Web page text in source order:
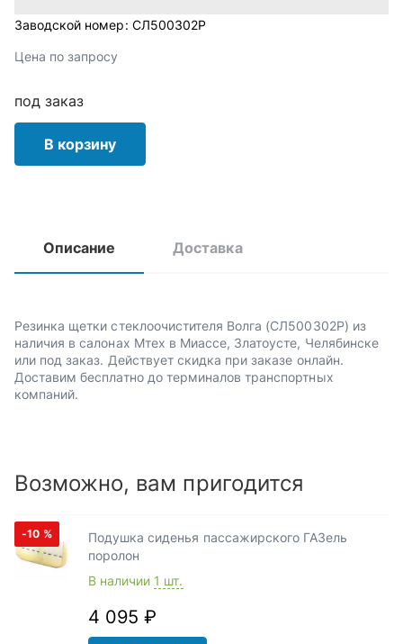
Заводской номер: СЛ500302Р
Цена по запросу
под заказ
В корзину
Описание Доставка
Резинка щетки стеклоочистителя Волга (СЛ500302Р) из
наличия в салонах Мтех в Миассе, Златоусте, Челябинске
или под заказ. Действует скидка при заказе онлайн.
Доставим бесплатно до терминалов транспортных
компаний.
Возможно, вам пригодится
-10 %
Подушка сиденья пассажирского ГАЗель
поролон
В наличии 1 шт.
4 095 ₽